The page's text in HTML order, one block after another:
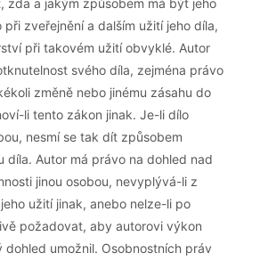
zveřejnění a dalším užití jeho díla,
při takovém užití obvyklé. Autor
svého díla, zejména právo
změně nebo jinému zásahu do
li tento zákon jinak. Je-li dílo
nesmí se tak dít způsobem
díla. Autor má právo na dohled nad
jinou osobou, nevyplývá-li z
užití jinak, anebo nelze-li po
požadovat, aby autorovi výkon
dohled umožnil. Osobnostních práv